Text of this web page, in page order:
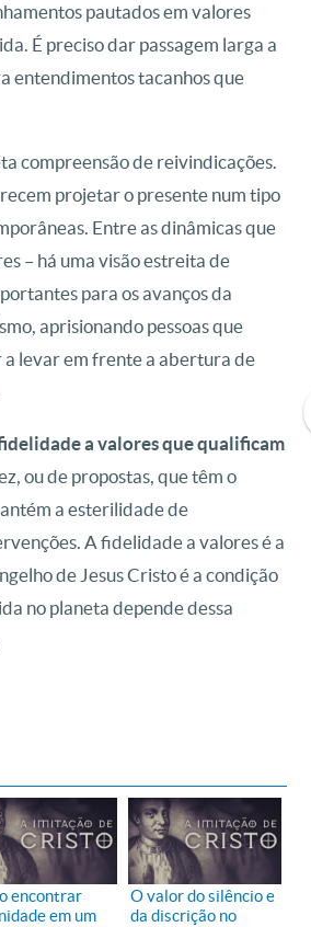
pautados em valores
É preciso dar passagem larga a
entendimentos tacanhos que
compreensão de reivindicações.
projetar o presente num tipo
Entre as dinâmicas que
– há uma visão estreita de
para os avanços da
aprisionando pessoas que
a levar em frente a abertura de
a valores que qualificam
ou de propostas, que têm o
a esterilidade de
A fidelidade a valores é a
de Jesus Cristo é a condição
no planeta depende dessa
encontrar
em um
O valor do silêncio e
da discrição no
Livro O Padre: A História De
R$ 42,41